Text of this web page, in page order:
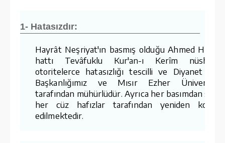
1- Hatasızdır:
Hayrât Neşriyat'ın basmış olduğu Ahmed
hattı Tevâfuklu Kur'an-ı Kerîm
otoritelerce hatasızlığı tescilli ve Diyanet
Başkanlığımız ve Mısır Ezher
tarafından mühürlüdür. Ayrıca her basımdan
her cüz hafızlar tarafından yeniden
edilmektedir.